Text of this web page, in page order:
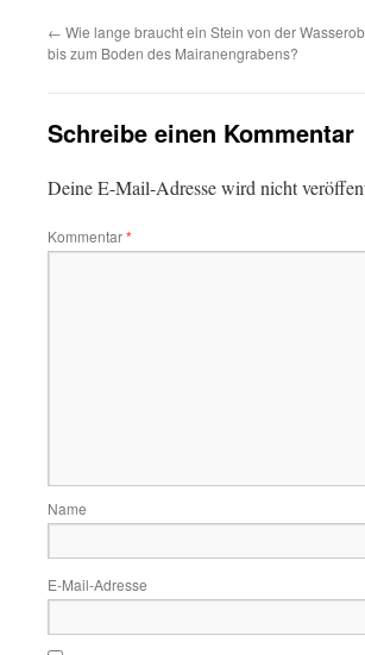
← Wie lange braucht ein Stein von der
bis zum Boden des Mairanengrabens?
Schreibe einen Kommentar
Deine E-Mail-Adresse wird nicht
Kommentar*
Name
E-Mail-Adresse